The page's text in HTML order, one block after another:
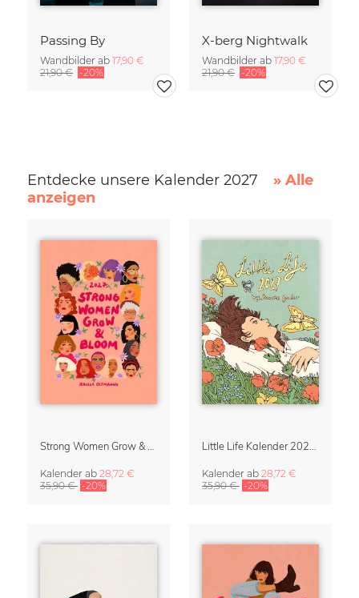
Passing By
Wandbilder ab 17,90 €
21,90 € -20%
X-berg Nightwalk
Wandbilder ab 17,90 €
21,90 € -20%
Entdecke unsere Kalender 2027
» Alle
anzeigen
Strong Women Grow & Bloom Kalender 2027
Kalender ab 28,72 €
35,90 € -20%
Little Life Kalender 2027 von Simone Goder
Kalender ab 28,72 €
35,90 € -20%